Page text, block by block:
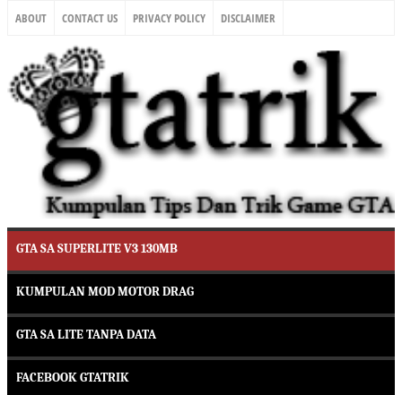
ABOUT CONTACT US PRIVACY POLICY DISCLAIMER
GTA SA SUPERLITE V3 130MB
KUMPULAN MOD MOTOR DRAG
GTA SA LITE TANPA DATA
FACEBOOK GTATRIK